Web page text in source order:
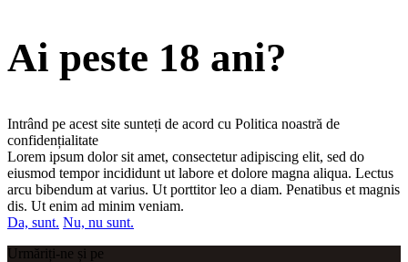
Ai peste 18 ani?
Intrând pe acest site sunteți de acord cu Politica noastră de
confidențialitate
Lorem ipsum dolor sit amet, consectetur adipiscing elit, sed do
eiusmod tempor incididunt ut labore et dolore magna aliqua. Lectus
arcu bibendum at varius. Ut porttitor leo a diam. Penatibus et magnis
dis. Ut enim ad minim veniam.
Da, sunt. Nu, nu sunt.
Urmăriți-ne și pe